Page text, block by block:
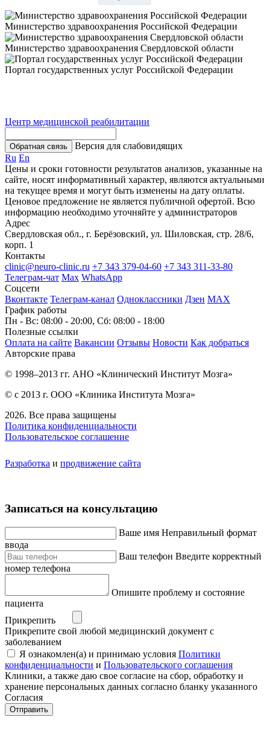
Министерство здравоохранения Российской Федерации
Министерство здравоохранения Свердловской области
Портал государственных услуг Российской Федерации
Центр медицинской реабилитации
Обратная связь
Версия для слабовидящих
Ru En
Цены и сроки готовности результатов анализов, указанные на
сайте, носят информативный характер, являются актуальными
на текущее время и могут быть изменены на дату оплаты.
Ценовое предложение не является публичной офертой. Всю
информацию необходимо уточняйте у администраторов
Адрес
Свердловская обл., г. Берёзовский, ул. Шиловская, стр. 28/6,
корп. 1
Контакты
clinic@neuro-clinic.ru +7 343 379-04-60 +7 343 311-33-80
Телеграм-чат Max WhatsApp
Соцсети
Вконтакте Телеграм-канал Одноклассники Дзен МАХ
График работы
Пн - Вс: 08:00 - 20:00, Сб: 08:00 - 18:00
Полезные ссылки
Оплата на сайте Вакансии Отзывы Новости Как добраться
Авторские права
© 1998–2013 гг. АНО «Клинический Институт Мозга»
© с 2013 г. ООО «Клиника Института Мозга»
2026. Все права защищены
Политика конфиденциальности
Пользовательское соглашение
Разработка и продвижение сайта
Записаться на консультацию
Ваше имя Неправильный формат
ввода
Ваш телефон Введите корректный
номер телефона
Опишите проблему и состояние
пациента
Прикрепить
Прикрепите свой любой медицинский документ с
заболеванием
Я ознакомлен(а) и принимаю условия Политики
конфиденциальности и Пользовательского соглашения
Клиники, а также даю свое согласие на сбор, обработку и
хранение персональных данных согласно бланку указанного
Согласия
Отправить